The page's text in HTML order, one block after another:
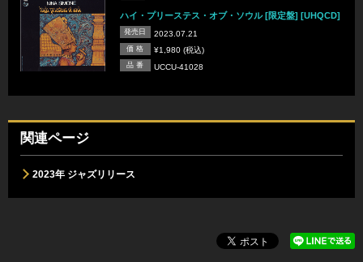
ハイ・プリーステス・オブ・ソウル [限定盤] [UHQCD]
発売日 2023.07.21
価 格 ¥1,980 (税込)
品 番 UCCU-41028
関連ページ
2023年 ジャズリリース